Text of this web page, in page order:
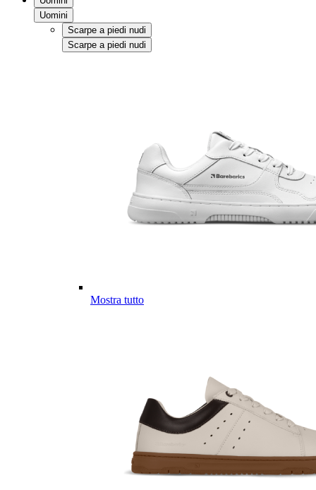
Uomini
Scarpe a piedi nudi
Scarpe a piedi nudi
Mostra tutto